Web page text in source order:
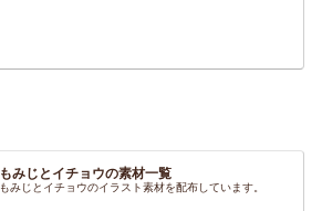
もみじとイチョウの素材一覧
もみじとイチョウのイラスト素材を配布しています。